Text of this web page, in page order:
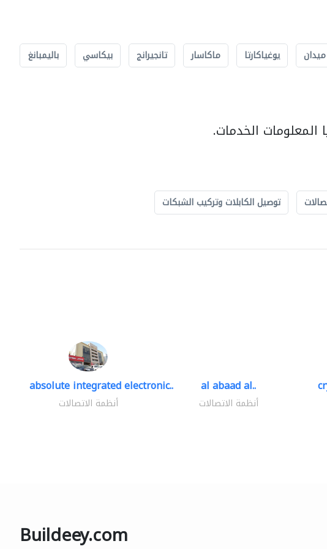
ميدان يوغياكارتا ماكاسار تانجيرانج بيكاسي باليمبانغ
المعلومات الخدمات.
توصيل الكابلات وتركيب الشبكات
absolute integrated electronic..
أنظمة الاتصالات
al abaad al..
أنظمة الاتصالات
Buildeey.com